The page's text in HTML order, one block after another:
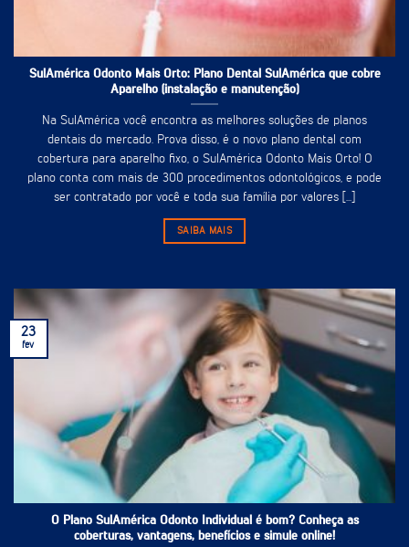
SulAmérica Odonto Mais Orto: Plano Dental SulAmérica que cobre
Aparelho (instalação e manutenção)
Na SulAmérica você encontra as melhores soluções de planos
dentais do mercado. Prova disso, é o novo plano dental com
cobertura para aparelho fixo, o SulAmérica Odonto Mais Orto! O
plano conta com mais de 300 procedimentos odontológicos, e pode
ser contratado por você e toda sua família por valores [...]
SAIBA MAIS
O Plano SulAmérica Odonto Individual é bom? Conheça as
coberturas, vantagens, benefícios e simule online!
23
fev